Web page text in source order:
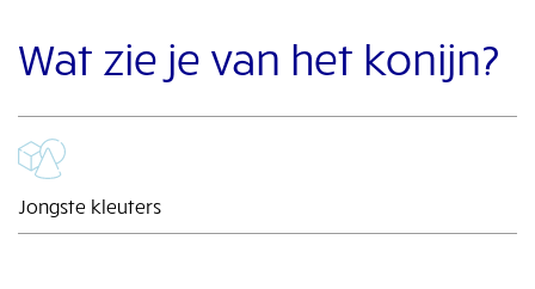
Wat zie je van het konijn?
Jongste kleuters